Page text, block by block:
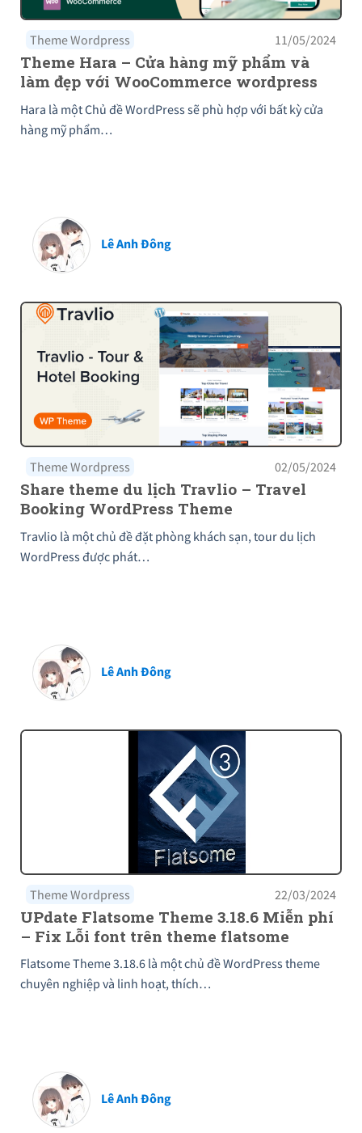
Theme Wordpress 11/05/2024
Theme Hara – Cửa hàng mỹ phẩm và
làm đẹp với WooCommerce wordpress
Hara là một Chủ đề WordPress sẽ phù hợp với bất kỳ cửa
hàng mỹ phẩm…
Lê Anh Đông
Theme Wordpress 02/05/2024
Share theme du lịch Travlio – Travel
Booking WordPress Theme
Travlio là một chủ đề đặt phòng khách sạn, tour du lịch
WordPress được phát…
Lê Anh Đông
Theme Wordpress 22/03/2024
UPdate Flatsome Theme 3.18.6 Miễn phí
– Fix Lỗi font trên theme flatsome
Flatsome Theme 3.18.6 là một chủ đề WordPress theme
chuyên nghiệp và linh hoạt, thích…
Lê Anh Đông